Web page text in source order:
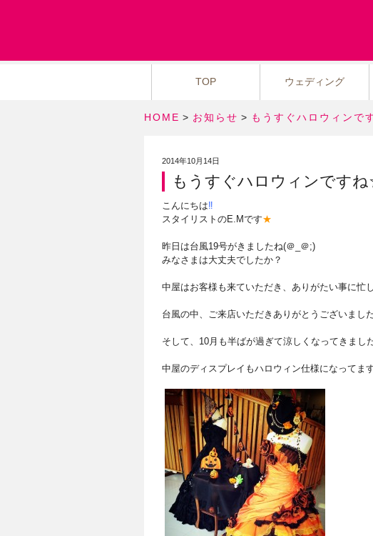
TOP ウェディング
HOME > お知らせ > もうすぐハロウィンで
2014年10月14日
もうすぐハロウィンです
こんにちは‼︎
スタイリストのE.Mです★
昨日は台風19号がきましたね(＠_＠;)
みなさまは大丈夫でしたか？
中屋はお客様も来ていただき、ありがたい事に忙
台風の中、ご来店いただきありがとうございました
そして、10月も半ばが過ぎて涼しくなってきまし
中屋のディスプレイもハロウィン仕様になってま